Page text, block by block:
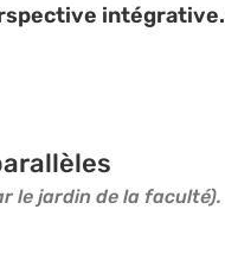
intégrative.
le jardin de la faculté).